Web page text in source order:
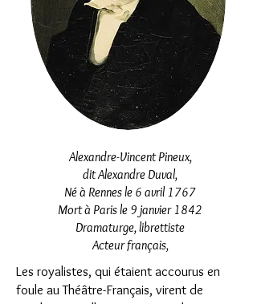
Les royalistes, qui étaient accourus en
foule au Théâtre-Français, virent de
Alexandre-Vincent Pineux,
dit Alexandre Duval,
Né à Rennes le 6 avril 1767
Mort à Paris le 9 janvier 1842
Dramaturge, librettiste
Acteur français,